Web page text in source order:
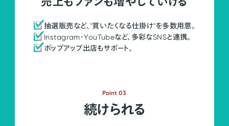
抽選販売など、"買いたくなる仕掛け"を多数用意。
Instagram・YouTubeなど、多彩なSNSと連携。
ポップアップ出店もサポート。
Point 03
続けられる